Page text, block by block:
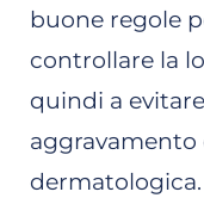
buone regole
controllare la
quindi a